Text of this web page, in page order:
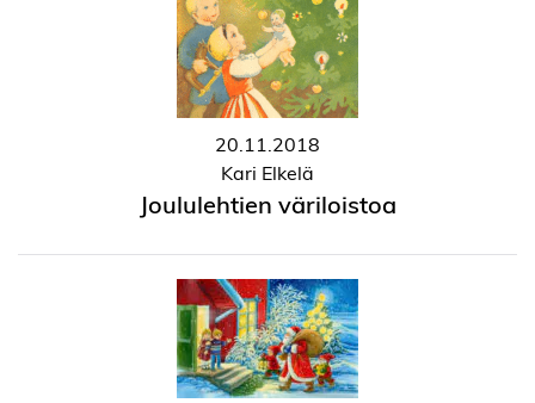
20.11.2018
Kari Elkelä
Joululehtien väriloistoa